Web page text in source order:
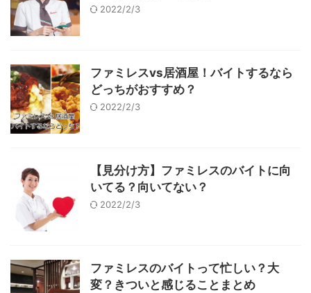
2022/2/3
ファミレスvs居酒屋！バイトするなら
どっちがおすすめ？
2022/2/3
【見分け方】ファミレスのバイトに向
いてる？向いてない？
2022/2/3
ファミレスのバイトって忙しい？大
変？きついと感じることまとめ